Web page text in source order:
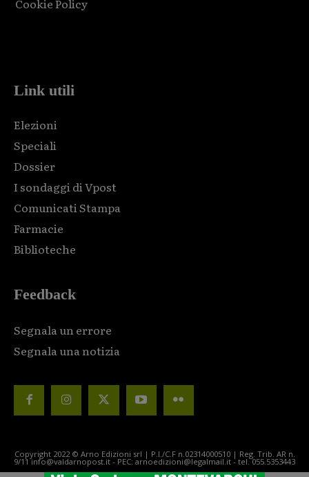
Link utili
Elezioni
Speciali
Dossier
I sondaggi di Vpost
Comunicati Stampa
Farmacie
Biblioteche
Feedback
Segnala un errore
Segnala una notizia
Copyright 2022 © Arno Edizioni srl | P.I./C.F n.02314000510 | Reg. Trib. AR n.
9/11 info@valdarnopost.it - PEC: arnoedizioni@legalmail.it - tel. 055.5353443